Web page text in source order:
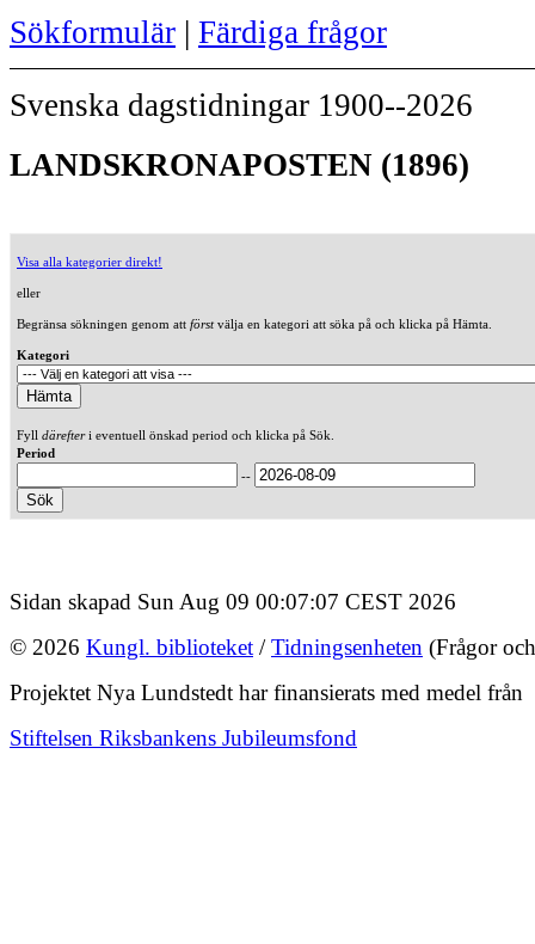
Sökformulär | Färdiga frågor
Svenska dagstidningar 1900--2026
LANDSKRONAPOSTEN (1896)
Visa alla kategorier direkt!
eller
Begränsa sökningen genom att förstvälja en kategori att söka på och klicka på Hämta.
Kategori
Fyll därefteri eventuell önskad period och klicka på Sök.
Period
--
Sidan skapad Sun Aug 09 00:07:07 CEST 2026
© 2026 Kungl. biblioteket /Tidningsenheten (Frågor
Projektet Nya Lundstedt har finansierats med medel från
Stiftelsen Riksbankens Jubileumsfond